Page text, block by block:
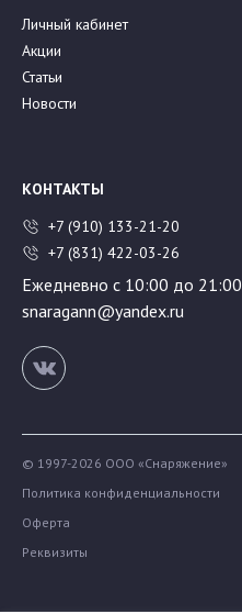
Личный кабинет
Акции
Статьи
Новости
КОНТАКТЫ
+7 (910) 133-21-20
+7 (831) 422-03-26
Ежедневно с 10:00 до 21:00
snaragann@yandex.ru
© 1997-2026 ООО «Снаряжение»
Политика конфиденциальности
Оферта
Реквизиты